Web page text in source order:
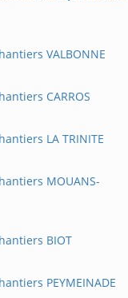
VALBONNE
CARROS
LA TRINITE
MOUANS-
BIOT
PEYMEINADE